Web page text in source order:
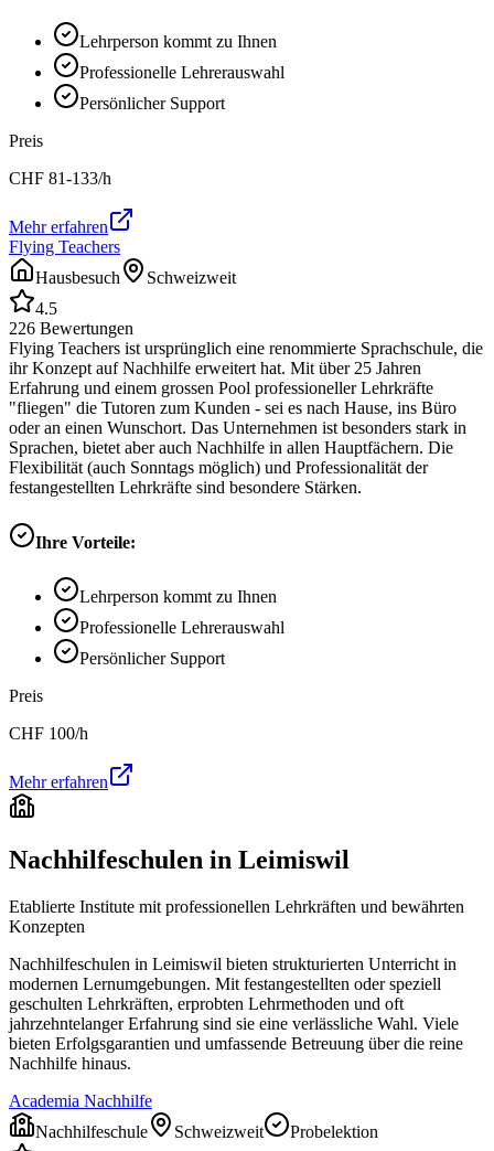
Lehrperson kommt zu Ihnen
Professionelle Lehrerauswahl
Persönlicher Support
Preis
CHF 81-133/h
Mehr erfahren
Flying Teachers
Hausbesuch
Schweizweit
4.5
226 Bewertungen
Flying Teachers ist ursprünglich eine renommierte Sprachschule, die
ihr Konzept auf Nachhilfe erweitert hat. Mit über 25 Jahren
Erfahrung und einem grossen Pool professioneller Lehrkräfte
"fliegen" die Tutoren zum Kunden - sei es nach Hause, ins Büro
oder an einen Wunschort. Das Unternehmen ist besonders stark in
Sprachen, bietet aber auch Nachhilfe in allen Hauptfächern. Die
Flexibilität (auch Sonntags möglich) und Professionalität der
festangestellten Lehrkräfte sind besondere Stärken.
Ihre Vorteile:
Lehrperson kommt zu Ihnen
Professionelle Lehrerauswahl
Persönlicher Support
Preis
CHF 100/h
Mehr erfahren
Nachhilfeschulen in Leimiswil
Etablierte Institute mit professionellen Lehrkräften und bewährten
Konzepten
Nachhilfeschulen in Leimiswil bieten strukturierten Unterricht in
modernen Lernumgebungen. Mit festangestellten oder speziell
geschulten Lehrkräften, erprobten Lehrmethoden und oft
jahrzehntelanger Erfahrung sind sie eine verlässliche Wahl. Viele
bieten Erfolgsgarantien und umfassende Betreuung über die reine
Nachhilfe hinaus.
Academia Nachhilfe
Nachhilfeschule
Schweizweit
Probelektion